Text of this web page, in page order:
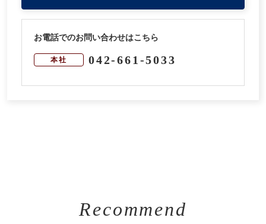
お電話でのお問い合わせはこちら
本社 042-661-5033
Recommend